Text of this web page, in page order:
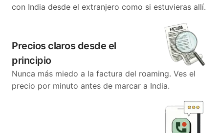
con India desde el extranjero como si estuvieras allí.
Precios claros desde el
principio
Nunca más miedo a la factura del roaming. Ves el
precio por minuto antes de marcar a India.